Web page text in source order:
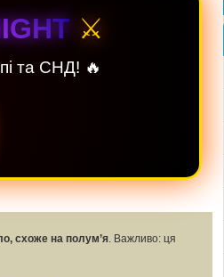
⚔️
та СНД! 🔥
схоже на полум’я. Важливо: ця